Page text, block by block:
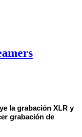
la grabación XLR y
grabación de